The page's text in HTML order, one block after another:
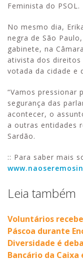
Feminista do PSOL.
No mesmo dia,
negra de São
gabinete, na
ativista dos direitos
votada da cidade e
“Vamos pressionar
segurança das
acontecer, o
a outras entidades
Sardão.
:: Para saber mais
Leia também
Voluntários
Páscoa durante
Diversidade é
Bancário da Caixa